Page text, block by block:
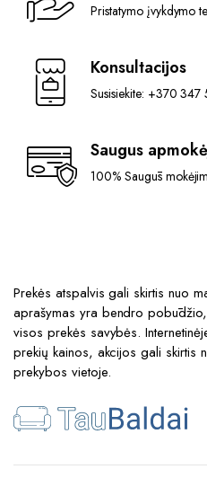
Pristatymo įvykdymo
Konsultacijos
Susisiekite: +370 347
Saugus
100% Saugūs
Prekės atspalvis gali skirtis nuo
aprašymas yra bendro
visos prekės savybės.
prekių kainos, akcijos gali skirtis
prekybos vietoje.